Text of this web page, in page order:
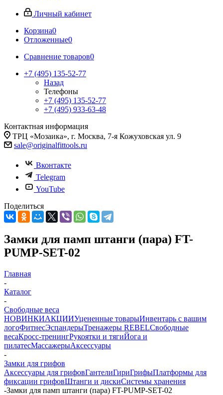
Личный кабинет
Корзина0
Отложенные0
Сравнение товаров0
+7 (495) 135-52-77
Назад
Телефоны
+7 (495) 135-52-77
+7 (495) 933-63-48
Контактная информация
ТРЦ «Мозаика», г. Москва, 7-я Кожуховская ул. 9
sale@originalfittools.ru
Вконтакте
Telegram
YouTube
Поделиться
Замки для памп штанги (пара) FT-
PUMP-SET-02
Главная
-
Каталог
-
Свободные веса
НОВИНКИАКЦИИУцененные товарыИнвентарь с вашим
логоФитнесЭспандерыТренажеры REBELСвободные
весаКросс-тренингРукоятки и тягиЙога и
пилатесМассажерыАксессуары
-
Замки для грифов
Аксессуары для грифовГантелиГириГрифыПлатформы для
фиксации грифовШтанги и дискиСистемы хранения
-Замки для памп штанги (пара) FT-PUMP-SET-02